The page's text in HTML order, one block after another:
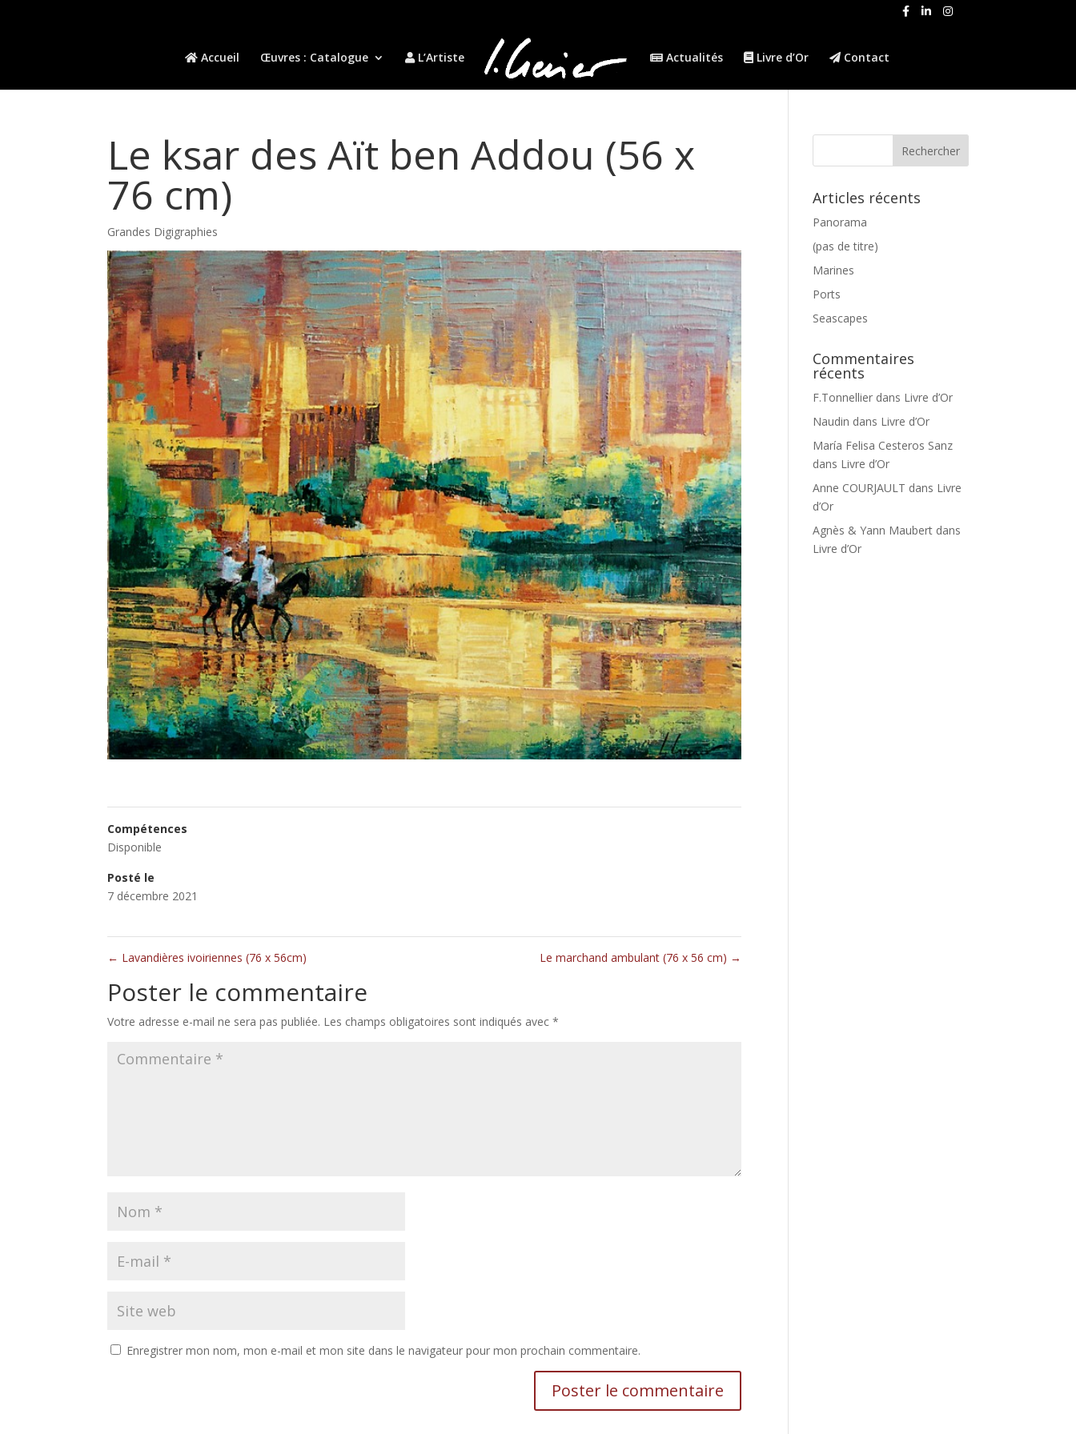
Accueil Œuvres : Catalogue L’Artiste Actualités Livre d’Or Contact
Le ksar des Aït ben Addou (56 x
76 cm)
Grandes Digigraphies
Compétences
Disponible
Posté le
7 décembre 2021
← Lavandières ivoiriennes (76 x 56cm) Le marchand ambulant (76 x 56 cm) →
Poster le commentaire
Votre adresse e-mail ne sera pas publiée. Les champs obligatoires sont indiqués avec*
Enregistrer mon nom, mon e-mail et mon site dans le navigateur pour mon prochain commentaire.
Articles récents
Panorama
(pas de titre)
Marines
Ports
Seascapes
Commentaires
récents
F.Tonnellier dans Livre d’Or
Naudin dans Livre d’Or
María Felisa Cesteros Sanz
dans Livre d’Or
Anne COURJAULT dans Livre
d’Or
Agnès & Yann Maubert dans
Livre d’Or